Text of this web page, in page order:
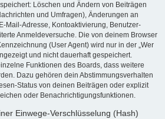
Löschen und Ändern von Beiträgen
und Umfragen), Änderungen an
Mail-Adresse, Kontoaktivierung, Benutzer-
Anmeldeversuche. Die von deinem Browser
(User Agent) wird nur in der „Wer
und nicht dauerhaft gespeichert.
Funktionen des Boards, dass weitere
Dazu gehören dein Abstimmungsverhalten
Status von deinen Beiträgen oder explizit
oder Benachrichtigungsfunktionen.
Einwege-Verschlüsselung (Hash)